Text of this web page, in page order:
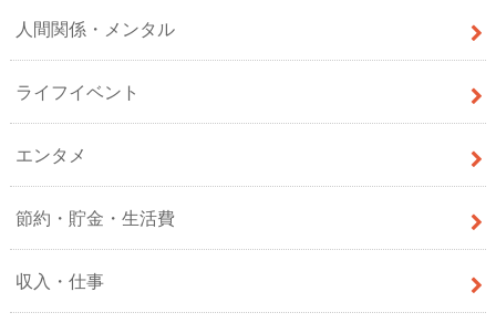
人間関係・メンタル
ライフイベント
エンタメ
節約・貯金・生活費
収入・仕事